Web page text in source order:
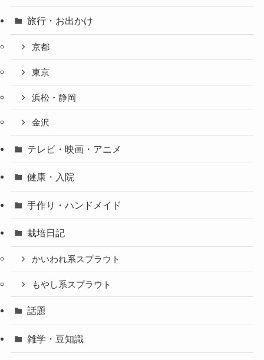
旅行・お出かけ
京都
東京
浜松・静岡
金沢
テレビ・映画・アニメ
健康・入院
手作り・ハンドメイド
栽培日記
かいわれ系スプラウト
もやし系スプラウト
話題
雑学・豆知識